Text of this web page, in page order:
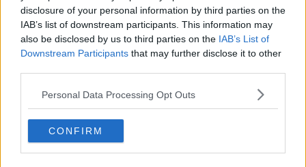
disclosure of your personal information by third parties on the
IAB’s list of downstream participants. This information may
also be disclosed by us to third parties on the IAB’s List of
Downstream Participants that may further disclose it to other
Personal Data Processing Opt Outs
CONFIRM